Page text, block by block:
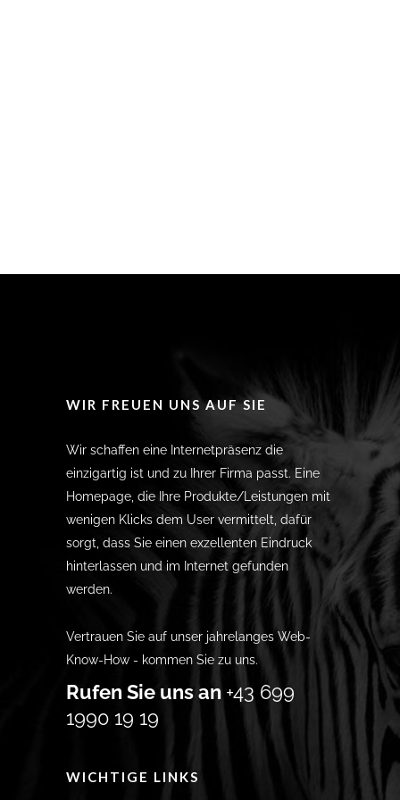
WIR FREUEN UNS AUF SIE
Wir schaffen eine Internetpräsenz die
einzigartig ist und zu Ihrer Firma passt. Eine
Homepage, die Ihre Produkte/Leistungen mit
wenigen Klicks dem User vermittelt, dafür
sorgt, dass Sie einen exzellenten Eindruck
hinterlassen und im Internet gefunden
werden.
Vertrauen Sie auf unser jahrelanges Web-
Know-How - kommen Sie zu uns.
Rufen Sie uns an +43 699
1990 19 19
WICHTIGE LINKS